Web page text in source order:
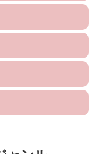
たね」
ら嬉しいで
い撮影時間にな